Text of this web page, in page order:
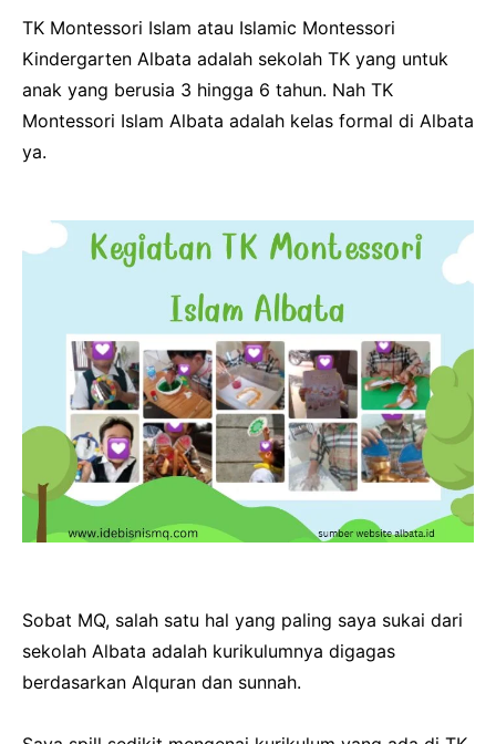
TK Montessori Islam atau Islamic Montessori
Kindergarten Albata adalah sekolah TK yang untuk
anak yang berusia 3 hingga 6 tahun. Nah TK
Montessori Islam Albata adalah kelas formal di Albata
ya.
Sobat MQ, salah satu hal yang paling saya sukai dari
sekolah Albata adalah kurikulumnya digagas
berdasarkan Alquran dan sunnah.